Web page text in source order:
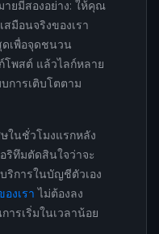
ายมีสองอย่าง: ให้คุณ
มือนจริงของเรา
เพื่อจุดชนวน
โพสต์ แล้วไลก์หลาย
การเติบโตตาม
ในชั่วโมงแรกหลัง
ริทึมตัดสินใจว่าจะ
ริการในบัญชีตัวเอง
งเรา ไม่ต้องลง
รเริ่มในเวลาน้อย